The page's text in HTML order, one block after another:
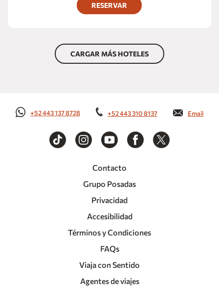
RESERVAR
CARGAR MÁS HOTELES
+52 443 137 8728 +52 443 310 8137 Email
Contacto
Grupo Posadas
Privacidad
Accesibilidad
Términos y Condiciones
FAQs
Viaja con Sentido
Agentes de viajes